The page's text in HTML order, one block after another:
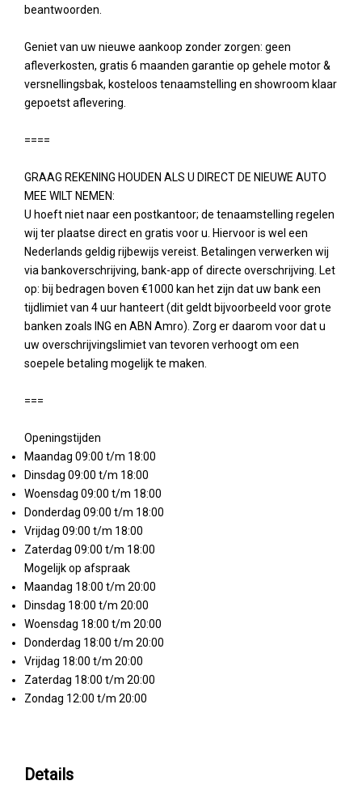
beantwoorden.
Geniet van uw nieuwe aankoop zonder zorgen: geen
afleverkosten, gratis 6 maanden garantie op gehele motor &
versnellingsbak, kosteloos tenaamstelling en showroom klaar
gepoetst aflevering.
====
GRAAG REKENING HOUDEN ALS U DIRECT DE NIEUWE AUTO
MEE WILT NEMEN:
U hoeft niet naar een postkantoor; de tenaamstelling regelen
wij ter plaatse direct en gratis voor u. Hiervoor is wel een
Nederlands geldig rijbewijs vereist. Betalingen verwerken wij
via bankoverschrijving, bank-app of directe overschrijving. Let
op: bij bedragen boven €1000 kan het zijn dat uw bank een
tijdlimiet van 4 uur hanteert (dit geldt bijvoorbeeld voor grote
banken zoals ING en ABN Amro). Zorg er daarom voor dat u
uw overschrijvingslimiet van tevoren verhoogt om een
soepele betaling mogelijk te maken.
===
Openingstijden
Maandag 09:00 t/m 18:00
Dinsdag 09:00 t/m 18:00
Woensdag 09:00 t/m 18:00
Donderdag 09:00 t/m 18:00
Vrijdag 09:00 t/m 18:00
Zaterdag 09:00 t/m 18:00
Mogelijk op afspraak
Maandag 18:00 t/m 20:00
Dinsdag 18:00 t/m 20:00
Woensdag 18:00 t/m 20:00
Donderdag 18:00 t/m 20:00
Vrijdag 18:00 t/m 20:00
Zaterdag 18:00 t/m 20:00
Zondag 12:00 t/m 20:00
Details